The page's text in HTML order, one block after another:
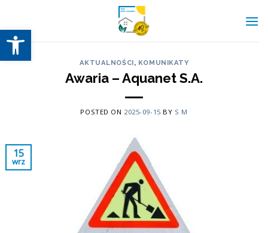
Otwórz pasek narzędzi
content
AKTUALNOŚCI, KOMUNIKATY
Awaria – Aquanet S.A.
POSTED ON 2025-09-15 BY S M
15
wrz